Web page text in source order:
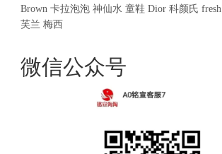
Brown 卡拉泡泡 神仙水 童鞋 Dior 科颜氏 fresh
芙兰 梅西
微信公众号